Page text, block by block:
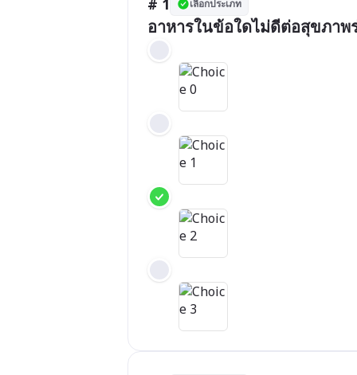
เลือกประเภท
อาหารในข้อใดไม่ดีต่อสุขภาพ